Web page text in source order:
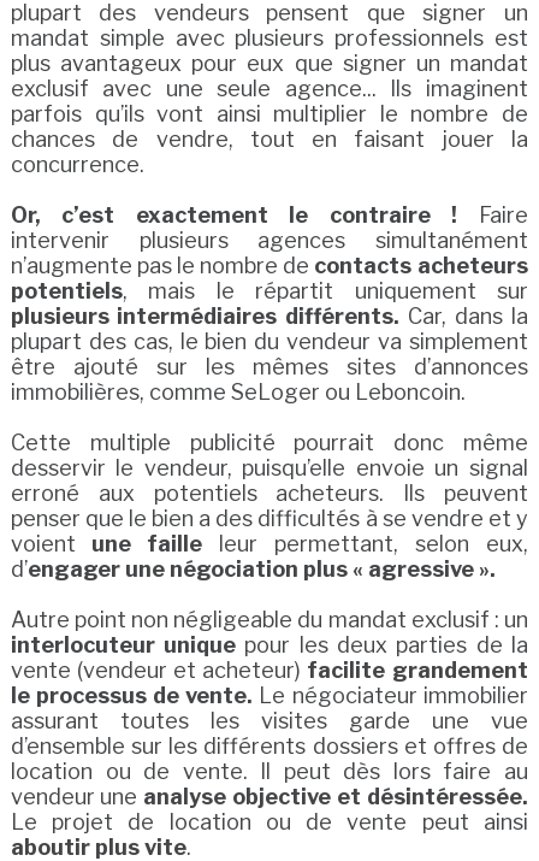
plupart des vendeurs pensent que signer un
mandat simple avec plusieurs professionnels est
plus avantageux pour eux que signer un mandat
exclusif avec une seule agence... Ils imaginent
parfois qu’ils vont ainsi multiplier le nombre de
chances de vendre, tout en faisant jouer la
concurrence.
Or, c’est exactement le contraire ! Faire
intervenir plusieurs agences simultanément
n’augmente pas le nombre de contacts acheteurs
potentiels, mais le répartit uniquement sur
plusieurs intermédiaires différents. Car, dans la
plupart des cas, le bien du vendeur va simplement
être ajouté sur les mêmes sites d’annonces
immobilières, comme SeLoger ou Leboncoin.
Cette multiple publicité pourrait donc même
desservir le vendeur, puisqu’elle envoie un signal
erroné aux potentiels acheteurs. Ils peuvent
penser que le bien a des difficultés à se vendre et y
voient une failleleur permettant, selon eux,
d’engager une négociation plus « agressive ».
Autre point non négligeable du mandat exclusif : un
interlocuteur uniquepour les deux parties de la
vente (vendeur et acheteur) facilite grandement
le processus de vente. Le négociateur immobilier
assurant toutes les visites garde une vue
d’ensemble sur les différents dossiers et offres de
location ou de vente. Il peut dès lors faire au
vendeur une analyse objective et désintéressée.
Le projet de location ou de vente peut ainsi
aboutir plus vite.